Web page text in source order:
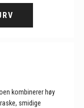
kombinerer høy
smidige